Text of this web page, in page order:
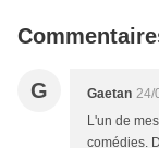
G Gaetan 24/
L'un de
comédies.